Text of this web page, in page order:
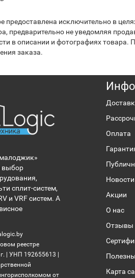
предоставлена исключительно в
предварительно не уведомляя
в описании и фотографиях товара.
заказа.
выбор
сплит-систем,
и VRF систем. А
реестре
| УНП 192655613 |
от
Оплата
Новости
Акции
О нас
Отзывы
Карта